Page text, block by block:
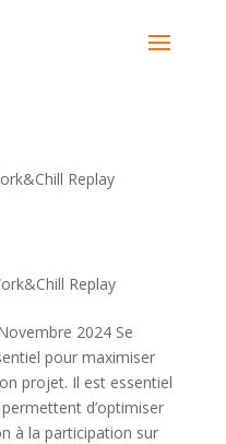
Replay
Replay
2024 Se
pour maximiser
projet. Il est essentiel
d’optimiser
à la participation sur